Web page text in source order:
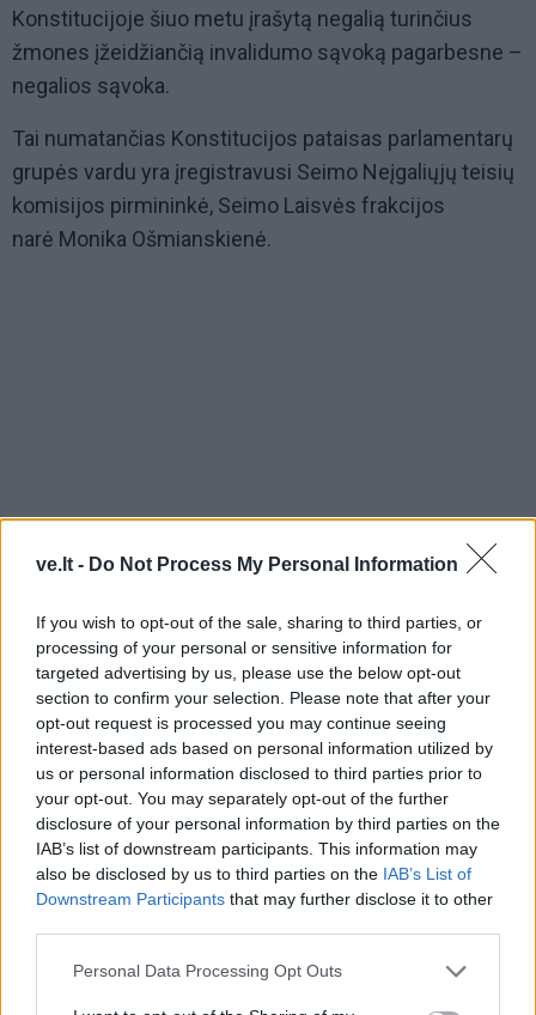
ve.lt - Do Not Process My Personal Information
If you wish to opt-out of the sale, sharing to third parties, or
processing of your personal or sensitive information for
targeted advertising by us, please use the below opt-out
section to confirm your selection. Please note that after your
opt-out request is processed you may continue seeing
interest-based ads based on personal information utilized by
us or personal information disclosed to third parties prior to
your opt-out. You may separately opt-out of the further
disclosure of your personal information by third parties on the
IAB’s list of downstream participants. This information may
also be disclosed by us to third parties on the IAB’s List of
Downstream Participants that may further disclose it to other
Personal Data Processing Opt Outs
Konstitucijoje šiuo metu įrašytą negalią turinčius
žmones įžeidžiančią invalidumo sąvoką pagarbesne –
negalios sąvoka.
Tai numatančias Konstitucijos pataisas parlamentarų
grupės vardu yra įregistravusi Seimo Neįgaliųjų teisių
komisijos pirmininkė, Seimo Laisvės frakcijos
narė Monika Ošmianskienė.
Analogiškas Konstitucijos pataisas taip pat teikia
ir Seimo vicepirmininkas socialdemokratas Julius
Sabatauskas.
Beje, 2024 metais įsigalios Seimo priimtas naujos
redakcijos Neįgaliųjų socialinės integracijos
įstatymas, kuriuo sąvoka neįgalumas keičiama sąvoka
negalia.
Parlamentarė M. Ošmianskienė tikisi, kad
pakeitimo Seimui bus pristatyta dar šioje sesijoje, o ji